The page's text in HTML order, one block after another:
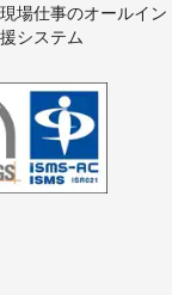
場仕事のオールイン
システム